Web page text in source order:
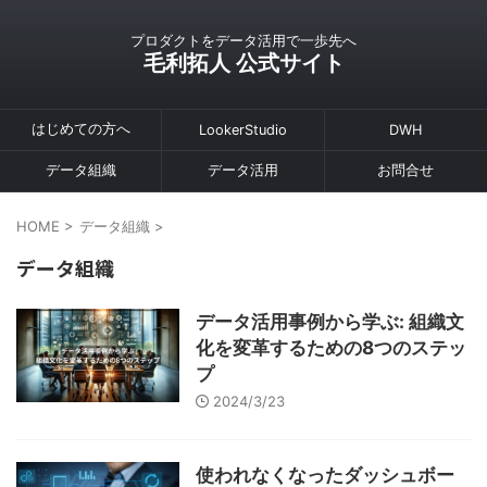
プロダクトをデータ活用で一歩先へ
毛利拓人 公式サイト
はじめての方へ LookerStudio DWH
データ組織 データ活用 お問合せ
HOME > データ組織 >
データ組織
データ活用事例から学ぶ: 組織文
化を変革するための8つのステッ
プ
2024/3/23
使われなくなったダッシュボー